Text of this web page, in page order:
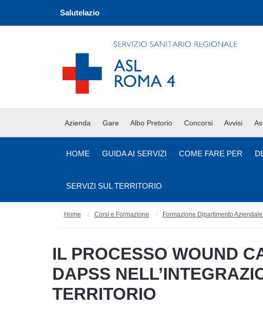
Salutelazio
Azienda Gare Albo Pretorio Concorsi Avvisi
HOME GUIDA AI SERVIZI COME FARE PER
SERVIZI SUL TERRITORIO
Home Corsi e Formazione Formazione Dipartimento
IL PROCESSO WOUND
DAPSS
TERRITORIO